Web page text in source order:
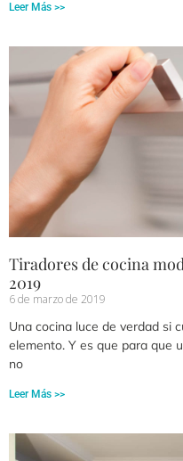
Leer Más >>
Tiradores de cocina
2019
6 de marzo de 2019
Una cocina luce de verdad si
elemento. Y es que para que
no
Leer Más >>